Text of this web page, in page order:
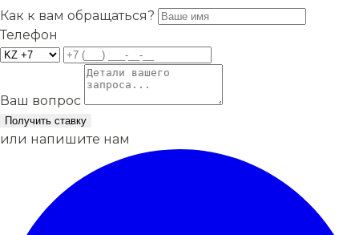
Как к вам обращаться?
Телефон
Ваш вопрос
Получить ставку
или напишите нам